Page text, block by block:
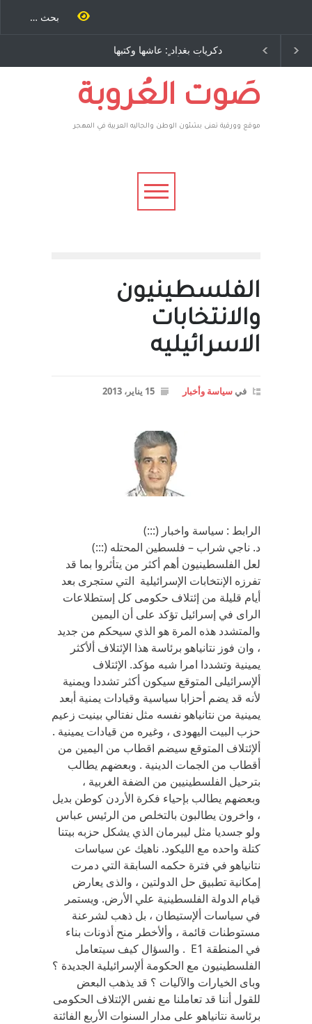
الاستيطان ومسلسل الخداع
المستمر - قلم : راسم عبيدات
دكريات بغداد ٍ: عاشها وكتبها
:وليد رباح – نيوجرسي –
الولايات المتحدة الامريكية
كتب
صَوت العُروبة
موقع وورقية تعنى بشئون الوطن والجاليه العربية في المهجر
الفلسطينيون
والانتخابات
الاسرائيليه
في سياسة وأخبار 15 يناير، 2013
الرابط : سياسة واخبار (:::)
د. ناجي شراب – فلسطين المحتله (:::)
لعل الفلسطينيون أهم أكثر من يتأثروا بما قد
تفرزه الإنتخابات الإسرائيلية التي ستجرى بعد
أيام قليلة من إئتلاف حكومى كل إستطلاعات
الراى في إسرائيل تؤكد على أن اليمين
والمتشدد هذه المرة هو الذي سيحكم من جديد
، وان فوز نتانياهو برئاسة هذا الإئتلاف ألأكثر
يمينية وتشددا امرا شبه مؤكد. الإئتلاف
ألإسرائيلى المتوقع سيكون أكثر تشددا ويمنية
لأنه قد يضم أحزابا سياسية وقيادات يمنية أبعد
يمينية من نتانياهو نفسه مثل نفتالي بينيت زعيم
حزب البيت اليهودى ، وغيره من قيادات يمينية .
ألإئتلاف المتوقع سيضم اقطاب من اليمين من
أقطاب من الجمات الدينية . وبعضهم يطالب
بترحيل الفلسطينيين من الضفة الغربية ،
وبعضهم يطالب بإحياء فكرة الأردن كوطن بديل
، واخرون يطالبون بالتخلص من الرئيس عباس
ولو جسديا مثل ليبرمان الذي يشكل حزبه بيتنا
كتلة واحده مع الليكود. ناهيك عن سياسات
نتانياهو في فترة حكمه السابقة التي دمرت
إمكانية تطبيق حل الدولتين ، والذى يعارض
قيام الدولة الفلسطينية علي الأرض. ويستمر
في سياسات ألإستيطان ، بل ذهب لشرعنة
مستوطنات قائمة ، وألأخطر منح أذونات بناء
في المنطقة E1 . والسؤال كيف سيتعامل
الفلسطينيون مع الحكومة ألإسرائيلية الجديدة ؟
وباى الخيارات والآليات ؟ قد يذهب البعض
للقول أننا قد تعاملنا مع نفس الإئتلاف الحكومى
برئاسة نتانياهو على مدار السنوات الأربع الفائتة